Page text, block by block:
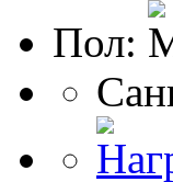
Пол: